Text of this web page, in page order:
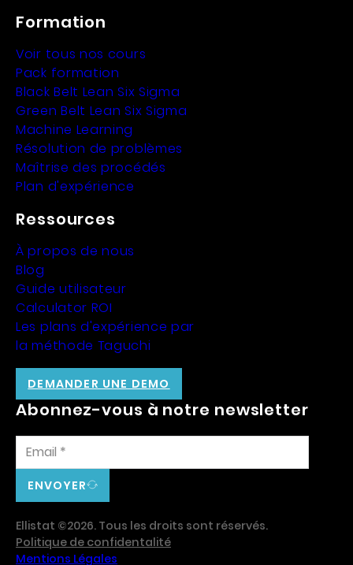
Formation
Voir tous nos cours
Pack formation
Black Belt Lean Six Sigma
Green Belt Lean Six Sigma
Machine Learning
Résolution de problèmes
Maîtrise des procédés
Plan d'expérience
Ressources
À propos de nous
Blog
Guide utilisateur
Calculator ROI
Les plans d'expérience par
la méthode Taguchi
Abonnez-vous à notre newsletter
ENVOYER
DEMANDER UNE DEMO
Ellistat ©2026. Tous les droits sont réservés.
Politique de confidentalité
Mentions Légales